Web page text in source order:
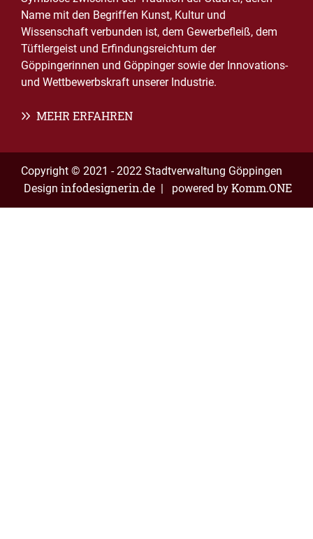
Name mit den Begriffen Kunst, Kultur und
Wissenschaft verbunden ist, dem Gewerbefleiß, dem
Tüftlergeist und Erfindungsreichtum der
Göppingerinnen und Göppinger sowie der Innovations-
und Wettbewerbskraft unserer Industrie.
MEHR ERFAHREN
Copyright © 2021 - 2022 Stadtverwaltung Göppingen
Design infodesignerin.de | powered by Komm.ONE